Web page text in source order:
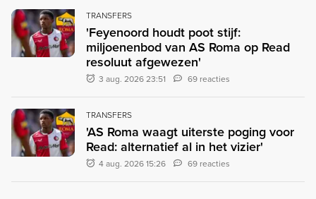
TRANSFERS
'Feyenoord houdt poot stijf:
miljoenenbod van AS Roma op Read
resoluut afgewezen'
3 aug. 2026 23:51 69 reacties
TRANSFERS
'AS Roma waagt uiterste poging voor
Read: alternatief al in het vizier'
4 aug. 2026 15:26 69 reacties